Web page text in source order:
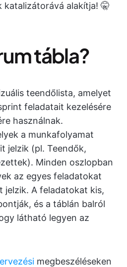
katalizátorává alakítja! 🤫
tábla?
teendőlista, amelyet
feladatait kezelésére
használnak.
a munkafolyamat
jelzik (pl. Teendők,
Minden oszlopban
az egyes feladatokat
jelzik. A feladatokat kis,
és a táblán balról
látható legyen az
megbeszéléseken